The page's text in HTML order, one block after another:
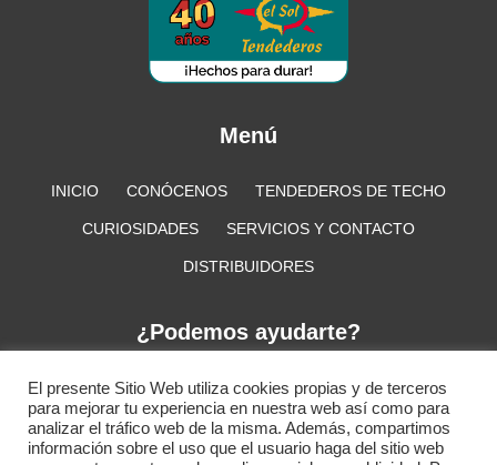
Menú
INICIO CONÓCENOS TENDEDEROS DE TECHO
CURIOSIDADES SERVICIOS Y CONTACTO
DISTRIBUIDORES
¿Podemos ayudarte?
+34 917 218 949 info@tendederoselsol.com
El presente Sitio Web utiliza cookies propias y de terceros
para mejorar tu experiencia en nuestra web así como para
analizar el tráfico web de la misma. Además, compartimos
información sobre el uso que el usuario haga del sitio web